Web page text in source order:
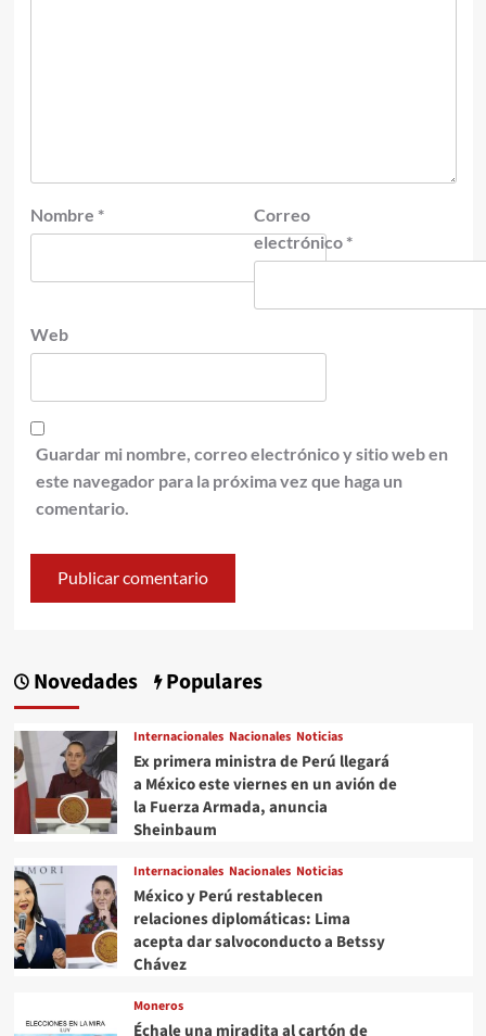
Nombre *
Correo
electrónico *
Web
Guardar mi nombre, correo electrónico y sitio web en
este navegador para la próxima vez que haga un
comentario.
Novedades Populares
Internacionales Nacionales Noticias
Ex primera ministra de Perú llegará
a México este viernes en un avión de
la Fuerza Armada, anuncia
Sheinbaum
Internacionales Nacionales Noticias
México y Perú restablecen
relaciones diplomáticas: Lima
acepta dar salvoconducto a Betssy
Chávez
Moneros
Échale una miradita al cartón de